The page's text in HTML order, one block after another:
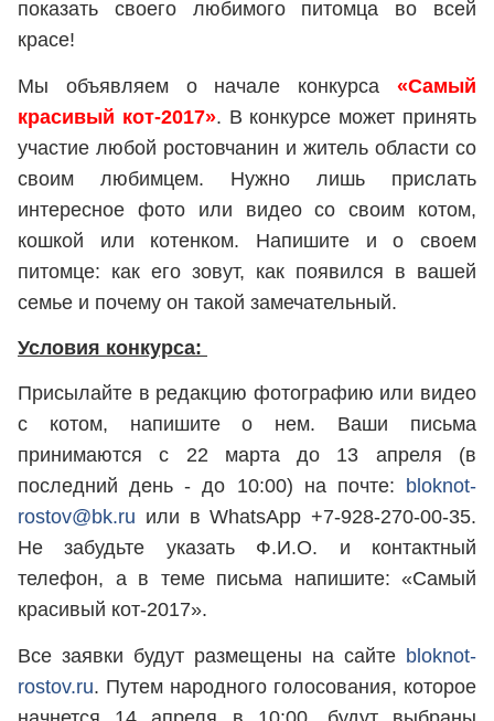
показать своего любимого питомца во всей
красе!
Мы объявляем о начале конкурса «Самый
красивый кот-2017». В конкурсе может принять
участие любой ростовчанин и житель области со
своим любимцем. Нужно лишь прислать
интересное фото или видео со своим котом,
кошкой или котенком. Напишите и о своем
питомце: как его зовут, как появился в вашей
семье и почему он такой замечательный.
Условия конкурса:
Присылайте в редакцию фотографию или видео
с котом, напишите о нем. Ваши письма
принимаются с 22 марта до 13 апреля (в
последний день - до 10:00) на почте: bloknot-
rostov@bk.ru или в WhatsApp +7-928-270-00-35.
Не забудьте указать Ф.И.О. и контактный
телефон, а в теме письма напишите: «Самый
красивый кот-2017».
Все заявки будут размещены на сайте bloknot-
rostov.ru. Путем народного голосования, которое